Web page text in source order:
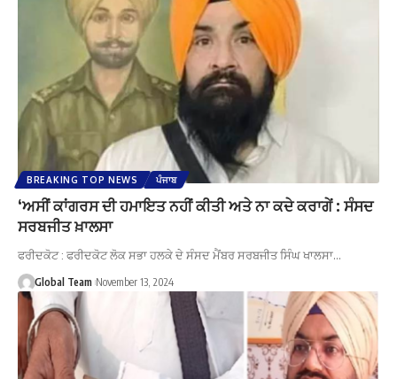
BREAKING TOP NEWS ਪੰਜਾਬ
‘ਅਸੀਂ ਕਾਂਗਰਸ ਦੀ ਹਮਾਇਤ ਨਹੀਂ ਕੀਤੀ ਅਤੇ ਨਾ ਕਦੇ ਕਰਾਗੇਂ : ਸੰਸਦ
ਸਰਬਜੀਤ ਖ਼ਾਲਸਾ
ਫਰੀਦਕੋਟ : ਫਰੀਦਕੋਟ ਲੋਕ ਸਭਾ ਹਲਕੇ ਦੇ ਸੰਸਦ ਮੈਂਬਰ ਸਰਬਜੀਤ ਸਿੰਘ ਖਾਲਸਾ…
Global Team November 13, 2024